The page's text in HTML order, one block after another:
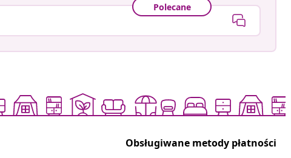
Polecane
Obsługiwane metody płatności